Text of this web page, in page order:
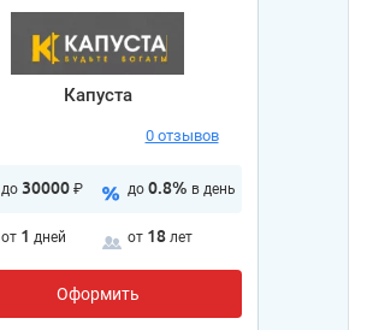
Капуста
0 отзывов
до 30000 ₽ до 0.8% в день
от 1 дней от 18 лет
Оформить